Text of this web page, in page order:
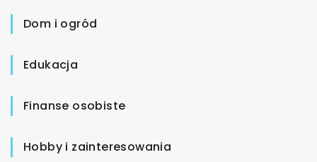
Dom i ogród
Edukacja
Finanse osobiste
Hobby i zainteresowania